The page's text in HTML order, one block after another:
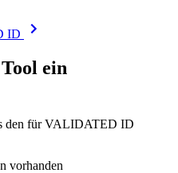
ID
Tool ein
den für VALIDATED ID
vorhanden